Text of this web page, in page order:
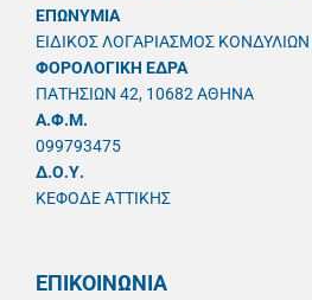
ΕΠΩΝΥΜΙΑ
ΕΙΔΙΚΟΣ ΛΟΓΑΡΙΑΣΜΟΣ
ΦΟΡΟΛΟΓΙΚΗ ΕΔΡΑ
ΠΑΤΗΣΙΩΝ 42, 10682 ΑΘΗΝΑ
A.Φ.Μ.
099793475
Δ.Ο.Υ.
ΚΕΦΟΔΕ ΑΤΤΙΚΗΣ
ΕΠΙΚΟΙΝΩΝΙΑ